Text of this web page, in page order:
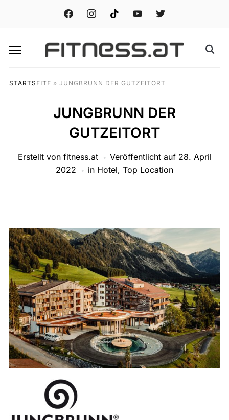
facebook instagramtiktok youtube twitter
STARTSEITE » JUNGBRUNN DER GUTZEITORT
JUNGBRUNN DER
GUTZEITORT
Erstellt von fitness.at Veröffentlicht auf 28. April
2022
in Hotel, Top Location